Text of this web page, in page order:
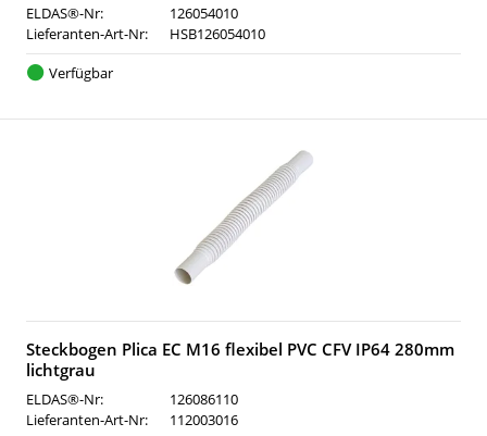
ELDAS®-Nr:
126054010
Lieferanten-Art-Nr:
HSB126054010
Verfügbar
Steckbogen Plica EC M16 flexibel PVC CFV IP64 280mm
lichtgrau
ELDAS®-Nr:
126086110
Lieferanten-Art-Nr:
112003016